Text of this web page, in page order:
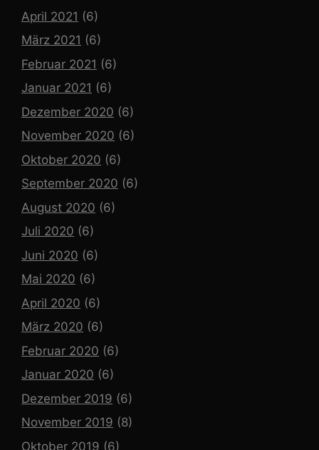
April 2021 (6)
März 2021 (6)
Februar 2021 (6)
Januar 2021 (6)
Dezember 2020 (6)
November 2020 (6)
Oktober 2020 (6)
September 2020 (6)
August 2020 (6)
Juli 2020 (6)
Juni 2020 (6)
Mai 2020 (6)
April 2020 (6)
März 2020 (6)
Februar 2020 (6)
Januar 2020 (6)
Dezember 2019 (6)
November 2019 (8)
Oktober 2019 (6)